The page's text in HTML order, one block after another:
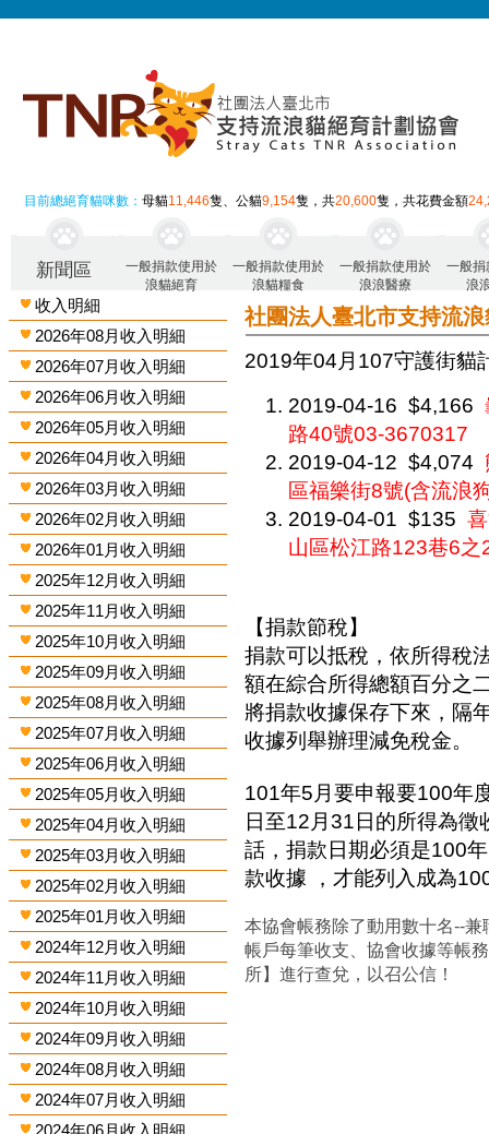
目前總絕育貓咪數：母貓11,446隻、公貓9,154隻，共20,600隻，共花費金額
新聞區
一般捐款使用於
浪貓絕育
一般捐款使用於
浪貓糧食
一般捐款使用於
浪浪醫療
一般捐
浪
收入明細
2026年08月收入明細
2026年07月收入明細
2026年06月收入明細
2026年05月收入明細
2026年04月收入明細
2026年03月收入明細
2026年02月收入明細
2026年01月收入明細
2025年12月收入明細
2025年11月收入明細
2025年10月收入明細
2025年09月收入明細
2025年08月收入明細
2025年07月收入明細
2025年06月收入明細
2025年05月收入明細
2025年04月收入明細
2025年03月收入明細
2025年02月收入明細
2025年01月收入明細
2024年12月收入明細
2024年11月收入明細
2024年10月收入明細
2024年09月收入明細
2024年08月收入明細
2024年07月收入明細
2024年06月收入明細
社團法人臺北市支持流
2019年04月 107守護街貓
2019-04-16 $4,166
路40號03-3670317
2019-04-12 $4,074
區福樂街8號(含流浪
2019-04-01 $135
山區松江路123巷6之
【捐款節稅】
捐款可以抵稅，依所得稅
額在綜合所得總額百分之
將捐款收據保存下來，隔
收據列舉辦理減免稅金。
101年5月要申報要100年
日至12月31日的所得為
話，捐款日期必須是100
款收據 ，才能列入成為
本協會帳務除了動用數十名--
帳戶每筆收支、協會收據等帳
所】進行查兌，以召公信！